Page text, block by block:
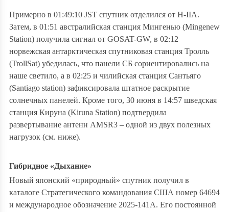
Примерно в 01:49:10 JST спутник отделился от H-IIA.
Затем, в 01:51 австралийская станция Мингенью (Mingenew
Station) получила сигнал от GOSAT-GW, в 02:12
норвежская антарктическая спутниковая станция Тролль
(TrollSat) убедилась, что панели СБ сориентировались на
наше светило, а в 02:25 и чилийская станция Сантьяго
(Santiago station) зафиксировала штатное раскрытие
солнечных панелей. Кроме того, 30 июня в 14:57 шведская
станция Кируна (Kiruna Station) подтвердила
развертывание антенн AMSR3 – одной из двух полезных
нагрузок (см. ниже).
Гибридное «Дыхание»
Новый японский «природный» спутник получил в
каталоге Стратегического командования США номер 64694
и международное обозначение 2025-141A. Его постоянной